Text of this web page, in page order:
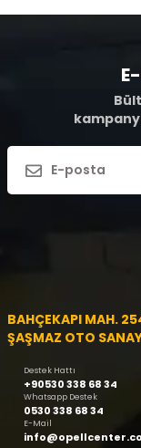
BAHÇEKAPI MAH.
ŞAŞMAZ OTO
Destek Hattı
+90530 338 68 34
Whatsapp Destek
0530 338 68 34
E-Mail